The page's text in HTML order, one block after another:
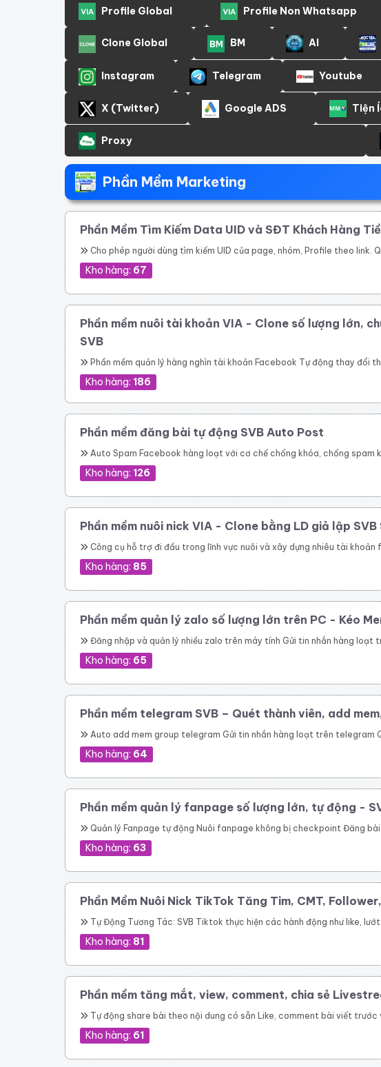
Profile Global Profile Non Whatsapp
Clone Global BM AI
Instagram Telegram Youtube
X (Twitter) Google ADS Tiện
Proxy
Phần Mềm Marketing
Phần Mềm Tìm Kiếm Data UID và SĐT Khách Hàng
Cho phép người dùng tìm kiếm UID của page, nhóm, Profile theo link. Quét các UID người dùng tham gia một nhóm Quét ID bài viết của một nhóm Cho phép quét UID tương tác của một bài viết bất kỳ trong group Thực hiện tìm kiếm nhóm, tên nhóm, thành viên nhóm, trạng thái nhóm theo từ khóa Quét UID của người dùng đã thực hiện tương tác vào các bài viết trong group. Toàn bộ UID tương tác bài viết trên 1 page cộng đồng, page thương hiệu. Các bài
Kho hàng: 67
Phần mềm nuôi tài khoản VIA - Clone số lượng lớn,
SVB
Phần mềm quản lý hàng nghìn tài khoản Facebook Tự động thay đổi thông tin tài khoản Tự động mở khóa checkpoint Tự động seeding bài viết livestream, like page, follow theo
Kho hàng: 186
Phần mềm đăng bài tự động SVB Auto Post
Auto Spam Facebook hàng loạt với cơ chế chống khóa, chống spam không lo bị khóa tài khoản. Đăng tin lên group, page, cmt group tự động nhanh chóng Spam inbox theo bạn bè, theo Uid. Giải quyết triệt để bài toán spam của Facebook Tiếp cận khách hàng tiềm năng nhanh chóng Dễ dàng chăm sóc khách hàng, tiết kiệm thời gian hiệu quả Quản lí bài viết dễ dàng, thông minh Nhanh chóng
Kho hàng: 126
Phần mềm nuôi nick VIA - Clone bằng LD giả lập SVB
Công cụ hỗ trợ đi đầu trong lĩnh vực nuôi và xây dựng nhiêu tài khoản facebook cực chất cho bán hàng online Quản lý nuôi nick tự động 1 nick trên 1 điện thoại ảo riêng biệt Đăng bài, comment tự động lên các hội nhóm Quản lí bạn bè tự động Tự động tham gia nhóm Thiết lập tương tác nick tự động Seeding
Kho hàng: 85
Phần mềm quản lý zalo số lượng lớn trên PC - Kéo
Đăng nhập và quản lý nhiều zalo trên máy tính Gửi tin nhắn hàng loạt trên zalo Gửi tin nhắn hàng loạt trên zalo theo danh bạ. Gửi tin nhắn zalo hàng loạt theo phân loại trên danh bạ. Gửi tin nhắn zalo hàng loạt, tự động vào các group. Gửi tin nhắn zalo tự động theo thành viên nhóm zalo nhanh chóng. Kết bạn zalo tự động số lượng lớn Phần mềm quản lý zalo còn giúp bạn tiếp cận hàng triệu khách hàng trên nền tảng nhanh chóng. Kết bạn zalo hàng loạt là tính năng giúp bạn thực hiện mục tiêu này. Với tính năng kết bạn zalo này, bạn có thể Kết bạn
Kho hàng: 65
Phần mềm telegram SVB – Quét thành viên, add
Auto add mem group telegram Gửi tin nhắn hàng loạt trên telegram Quét thành viên trong
Kho hàng: 64
Phần mềm quản lý fanpage số lượng lớn, tự động -
Quản lý Fanpage tự động Nuôi fanpage không bị checkpoint Đăng bài lên fanpage tự động
Kho hàng: 63
Phần Mềm Nuôi Nick TikTok Tăng Tim, CMT,
Tự Động Tương Tác: SVB Tiktok thực hiện các hành động như like, lướt video, comment tự động giống như người dùng thực thụ. Follow Theo UID: Tự động theo dõi tài khoản, UID tùy chọn một cách hiệu quả. Follow Lại Người Đã Follow: Tự động follow lại những tài khoản đã follow trước đó, giúp tăng sự kết nối và tương tác. Seeding
Kho hàng: 81
Phần mềm tăng mắt, view, comment, chia sẻ
Tự động share bài theo nội dung có sẵn Like, comment bài viết trước và sau khi chia sẻ Tương tác nhóm tự động trước khi share Share lên Profile cá nhân, nhóm tùy chọn mà bạn tham gia Hỗ trợ spin nội dung Kháng spam tự động khi share bài Tăng lượng người xem Livestream hiệu quả Gây ấn tượng, thu hút với cộng đồng Tạo độ tin cậy cao với khách hàng, nâng cao thương hiệu
Kho hàng: 61